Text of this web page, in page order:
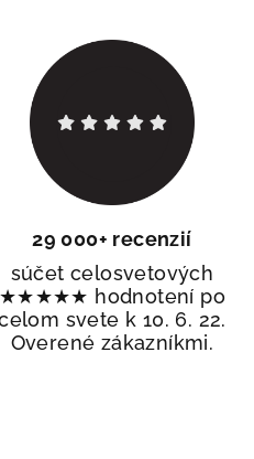
29 000+ recenzií
súčet celosvetových
★★★★★ hodnotení po
svete k 10. 6. 22.
Overené zákazníkmi.